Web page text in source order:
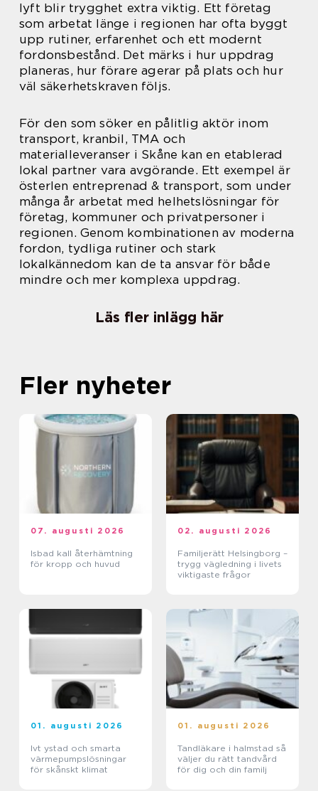
lyft blir trygghet extra viktig. Ett företag
som arbetat länge i regionen har ofta byggt
upp rutiner, erfarenhet och ett modernt
fordonsbestånd. Det märks i hur uppdrag
planeras, hur förare agerar på plats och hur
väl säkerhetskraven följs.
För den som söker en pålitlig aktör inom
transport, kranbil, TMA och
materialleveranser i Skåne kan en etablerad
lokal partner vara avgörande. Ett exempel är
österlen entreprenad & transport, som under
många år arbetat med helhetslösningar för
företag, kommuner och privatpersoner i
regionen. Genom kombinationen av moderna
fordon, tydliga rutiner och stark
lokalkännedom kan de ta ansvar för både
mindre och mer komplexa uppdrag.
Läs fler inlägg här
Fler nyheter
07. augusti 2026
Isbad kall återhämtning
för kropp och huvud
02. augusti 2026
Familjerätt Helsingborg –
trygg vägledning i livets
viktigaste frågor
01. augusti 2026
Ivt ystad och smarta
värmepumpslösningar
för skånskt klimat
01. augusti 2026
Tandläkare i halmstad så
väljer du rätt tandvård
för dig och din familj